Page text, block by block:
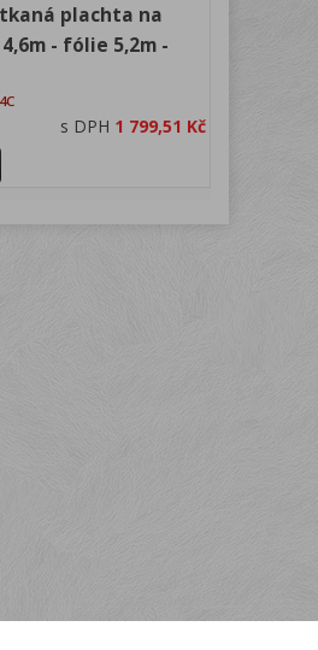
tkaná plachta na
- fólie 5,2m -
s DPH 1 799,51 Kč